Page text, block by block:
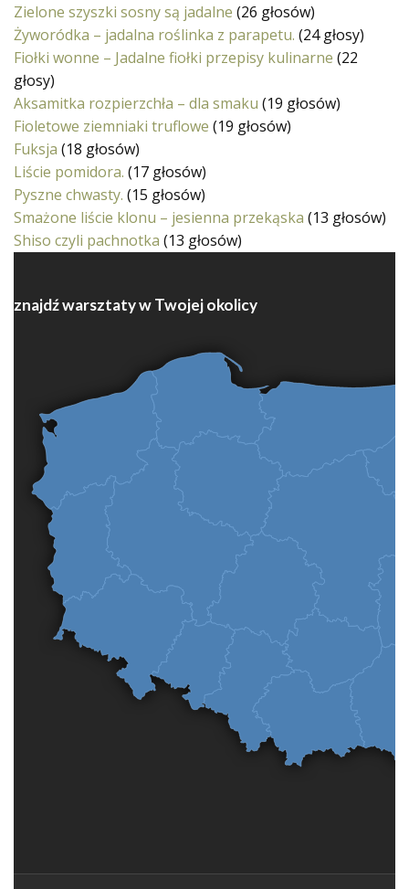
Zielone szyszki sosny są jadalne (26 głosów)
Żyworódka – jadalna roślinka z parapetu. (24 głosy)
Fiołki wonne – Jadalne fiołki przepisy kulinarne (22
głosy)
Aksamitka rozpierzchła – dla smaku (19 głosów)
Fioletowe ziemniaki truflowe (19 głosów)
Fuksja (18 głosów)
Liście pomidora. (17 głosów)
Pyszne chwasty. (15 głosów)
Smażone liście klonu – jesienna przekąska (13 głosów)
Shiso czyli pachnotka (13 głosów)
znajdź warsztaty w Twojej okolicy